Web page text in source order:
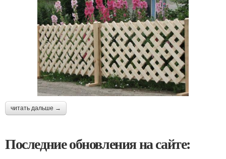
читать дальше →
Последние обновления на сайте: